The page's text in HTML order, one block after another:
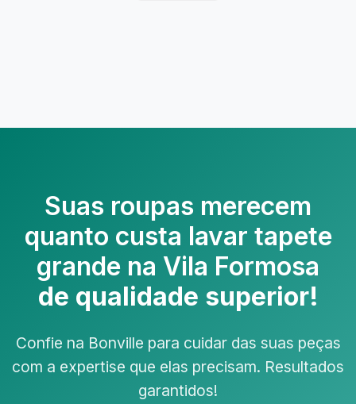
Suas roupas merecem
quanto custa lavar tapete
grande na Vila Formosa
de qualidade superior!
Confie na Bonville para cuidar das suas peças
com a expertise que elas precisam. Resultados
garantidos!